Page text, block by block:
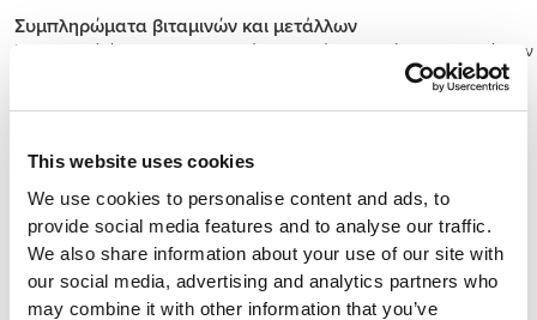
This website uses cookies
We use cookies to personalise content and ads, to
provide social media features and to analyse our traffic.
We also share information about your use of our site with
our social media, advertising and analytics partners who
may combine it with other information that you’ve
Συμπληρώματα βιταμινών και μετάλλων
Η σωματική άσκηση ενεργοποιεί διαδικασίες στο σώμα που αυξάνουν
αναγκών του σώματος για την παραγωγή, την επισκευή και τη
Οι πιο κοινές βιταμίνες και μέταλλα που αφορούν τις δίαιτες των
αθλητών είναι το ασβέστιο, η βιταμίνη D, οι βιταμίνες του
συμπλέγματος Β, ο σίδηρος, ο ψευδάργυρος, το μαγνήσιο και τα
αντιοξειδωτικά όπως οι βιταμίνες C και E, το βήτα-καροτένιο και το
σελήνιο.